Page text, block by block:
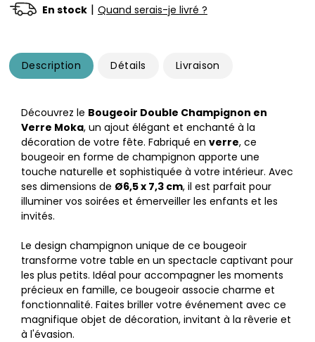
En stock | Quand serais-je livré ?
Description Détails Livraison
Découvrez le Bougeoir Double Champignon en
Verre Moka, un ajout élégant et enchanté à la
décoration de votre fête. Fabriqué en verre, ce
bougeoir en forme de champignon apporte une
touche naturelle et sophistiquée à votre intérieur. Avec
ses dimensions de Ø6,5 x 7,3 cm, il est parfait pour
illuminer vos soirées et émerveiller les enfants et les
invités.
Le design champignon unique de ce bougeoir
transforme votre table en un spectacle captivant pour
les plus petits. Idéal pour accompagner les moments
précieux en famille, ce bougeoir associe charme et
fonctionnalité. Faites briller votre événement avec ce
magnifique objet de décoration, invitant à la rêverie et
à l'évasion.